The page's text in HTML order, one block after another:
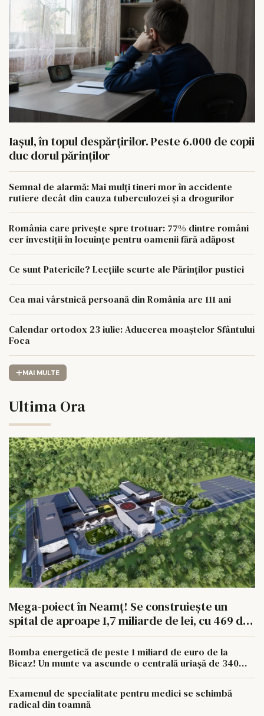
Iașul, în topul despărțirilor. Peste 6.000 de copii
duc dorul părinților
Semnal de alarmă: Mai mulți tineri mor în accidente
rutiere decât din cauza tuberculozei și a drogurilor
România care privește spre trotuar: 77% dintre români
cer investiții în locuințe pentru oamenii fără adăpost
Ce sunt Patericile? Lecțiile scurte ale Părinților pustiei
Cea mai vârstnică persoană din România are 111 ani
Calendar ortodox 23 iulie: Aducerea moaștelor Sfântului
Foca
MAI MULTE
Ultima Ora
Mega-poiect în Neamț! Se construiește un
spital de aproape 1,7 miliarde de lei, cu 469 de
paturi
Bomba energetică de peste 1 miliard de euro de la
Bicaz! Un munte va ascunde o centrală uriașă de 340
Examenul de specialitate pentru medici se schimbă
radical din toamnă